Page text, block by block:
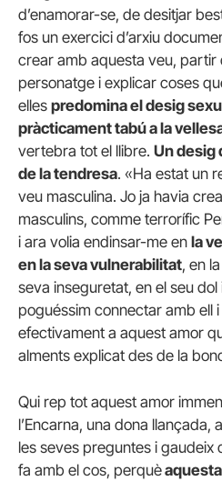
d’enamorar-se, de desitjar
fos un exercici d’arxiu
crear amb aquesta veu, partir
personatge i explicar coses
elles predomina el desig
pràcticament tabú a la
vertebra tot el llibre. Un desig
de la tendresa. «Ha estat un
veu masculina. Jo ja havia
masculins, comme terrorífic
i ara volia endinsar-me en la
en la seva vulnerabilitat, en
seva inseguretat, en el seu dol
poguéssim connectar amb ell
efectivament a aquest amor
alments explicat des de la
Qui rep tot aquest amor
l’Encarna, una dona
les seves preguntes i gaudeix
fa amb el cos, perquè